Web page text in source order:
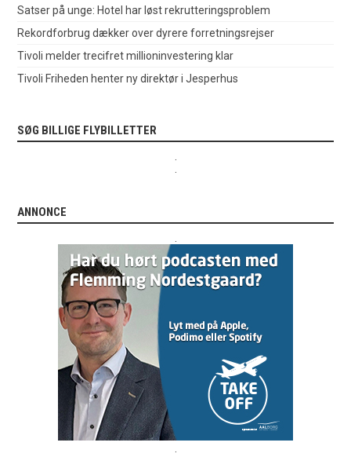
Satser på unge: Hotel har løst rekrutteringsproblem
Rekordforbrug dækker over dyrere forretningsrejser
Tivoli melder trecifret millioninvestering klar
Tivoli Friheden henter ny direktør i Jesperhus
SØG BILLIGE FLYBILLETTER
ANNONCE